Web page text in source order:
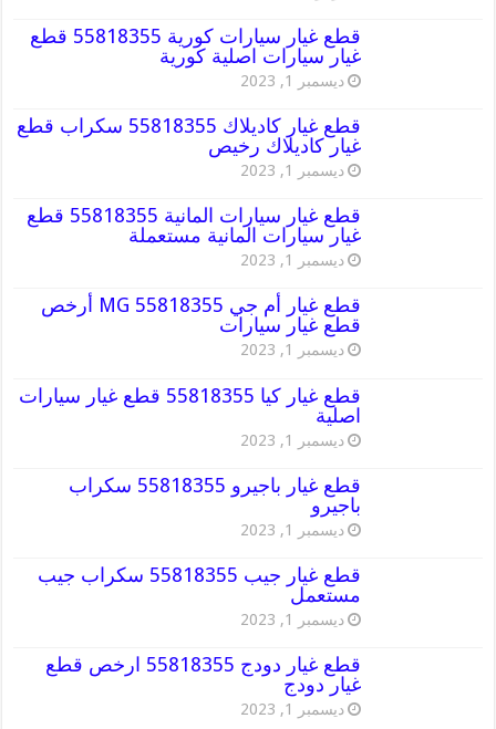
قطع غيار سيارات كورية 55818355 قطع
غيار سيارات اصلية كورية
ديسمبر 1, 2023
قطع غيار كاديلاك 55818355 سكراب قطع
غيار كاديلاك رخيص
ديسمبر 1, 2023
قطع غيار سيارات المانية 55818355 قطع
غيار سيارات المانية مستعملة
ديسمبر 1, 2023
قطع غيار أم جي MG 55818355 أرخص
قطع غيار سيارات
ديسمبر 1, 2023
قطع غيار كيا 55818355 قطع غيار سيارات
اصلية
ديسمبر 1, 2023
قطع غيار باجيرو 55818355 سكراب
باجيرو
ديسمبر 1, 2023
قطع غيار جيب 55818355 سكراب جيب
مستعمل
ديسمبر 1, 2023
قطع غيار دودج 55818355 ارخص قطع
غيار دودج
ديسمبر 1, 2023